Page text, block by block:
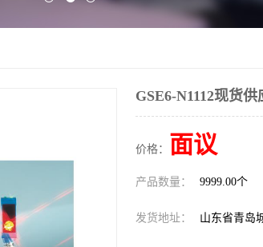
GSE6-N1112现货
价格： 面议
产品数量： 9999.00个
发货地址： 山东省青岛